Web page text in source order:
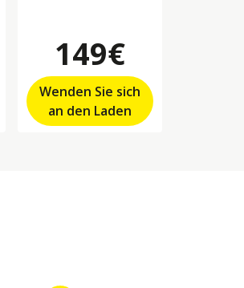
149€
Wenden Sie sich
an den Laden